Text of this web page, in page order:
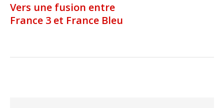
Vers une fusion entre
France 3 et France Bleu